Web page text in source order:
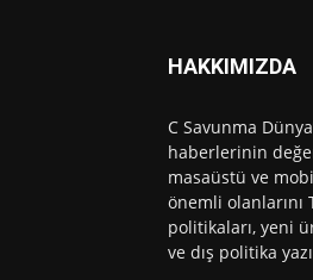
HAKKIMIZDA
C Savunma
haberlerinin
masaüstü ve
önemli olanlarını
politikaları, yeni
ve dış politika